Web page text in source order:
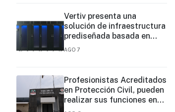
Vertiv presenta una
solución de infraestructura
prediseñada basada en
filas para agilizar las
borde y de IA en el borde
AGO 7
Profesionistas Acreditados
en Protección Civil, pueden
realizar sus funciones en
todo el estado